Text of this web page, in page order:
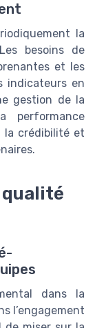
la
besoins de
et les
indicateurs en
gestion de la
performance
la crédibilité et
qualité
dans la
l’engagement